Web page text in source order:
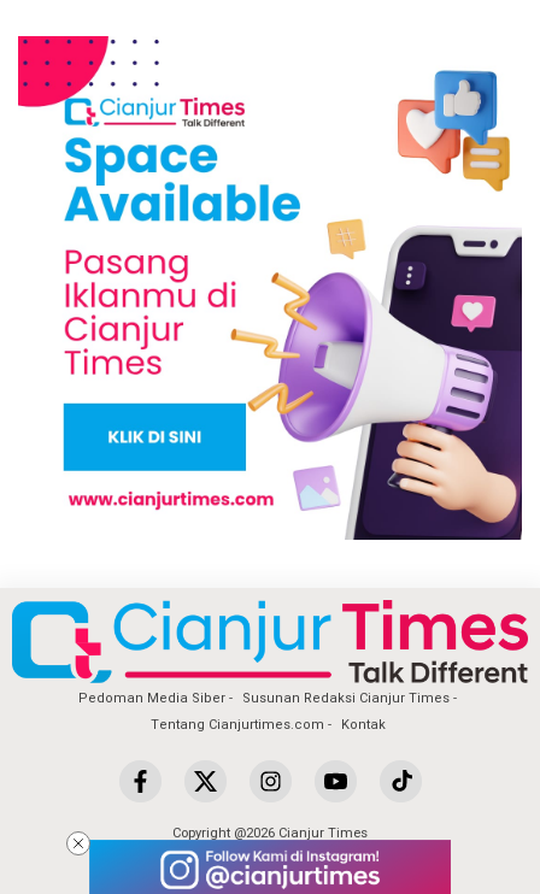
Pedoman Media Siber
Susunan Redaksi Cianjur Times
Tentang Cianjurtimes.com
Kontak
Copyright @2026 Cianjur Times
All Rights Reserved